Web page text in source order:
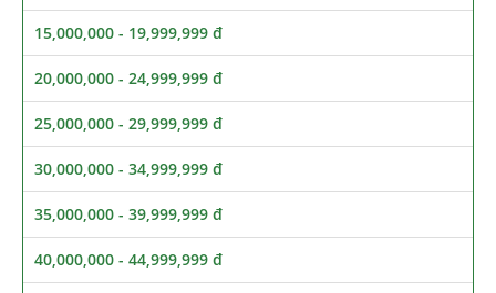
15,000,000 - 19,999,999 đ
20,000,000 - 24,999,999 đ
25,000,000 - 29,999,999 đ
30,000,000 - 34,999,999 đ
35,000,000 - 39,999,999 đ
40,000,000 - 44,999,999 đ